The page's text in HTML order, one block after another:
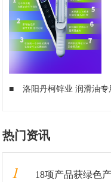
■ 洛阳丹柯锌业 润滑油
热门资讯
1 18项产品获绿色产品认证，